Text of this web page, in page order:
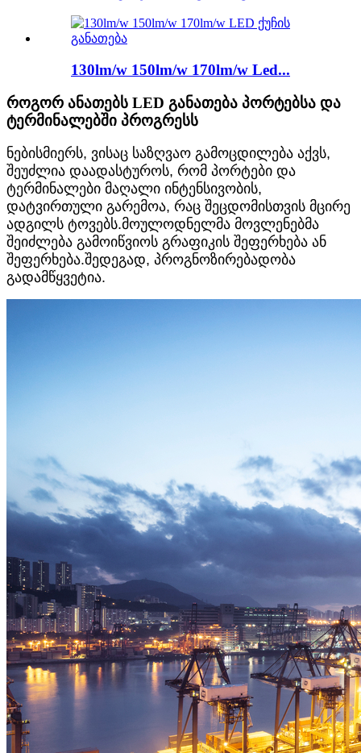
130lm/w 150lm/w 170lm/w Led...
როგორ ანათებს LED განათება პორტებსა და
ტერმინალებში პროგრესს
ნებისმიერს, ვისაც საზღვაო გამოცდილება აქვს,
შეუძლია დაადასტუროს, რომ პორტები და
ტერმინალები მაღალი ინტენსივობის,
დატვირთული გარემოა, რაც შეცდომისთვის მცირე
ადგილს ტოვებს.მოულოდნელმა მოვლენებმა
შეიძლება გამოიწვიოს გრაფიკის შეფერხება ან
შეფერხება.შედეგად, პროგნოზირებადობა
გადამწყვეტია.